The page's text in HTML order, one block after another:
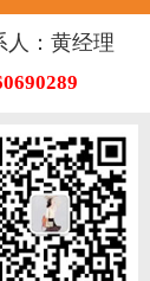
人：黄经理